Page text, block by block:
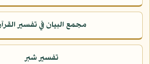
مجمع البيان في تفسير
تفسير شبر